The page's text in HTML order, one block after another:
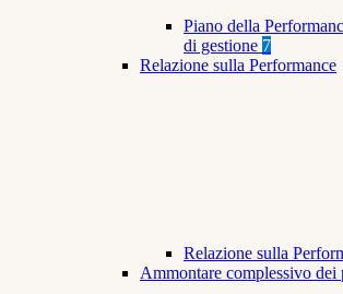
Piano della
di gestione 7
Relazione sulla Performance
Relazione sulla
Ammontare complessivo dei